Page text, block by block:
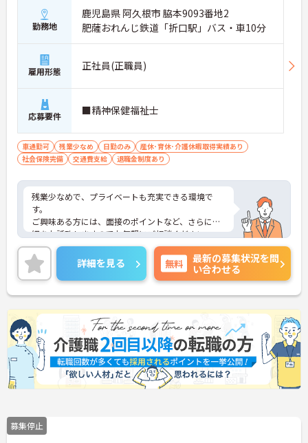
勤務地
鹿児島県 阿久根市 脇本9093番地2
肥薩おれんじ鉄道「折口駅」バス・車10分
雇用形態 正社員(正職員)
応募要件 ■精神保健福祉士
車通勤可 残業少なめ 日勤のみ
産休･育休･介護休暇取得実績あり
社会保険完備
交通費支給 退職金制度あり
残業少なめで、プライベートも充実できる環境で
す。
ご興味ある方には、面接のポイントなど、さらに詳
細をお話致しますのでお気軽にご相談ください。
詳細を見る 無料
最新の募集状況を問
い合わせる
募集停止